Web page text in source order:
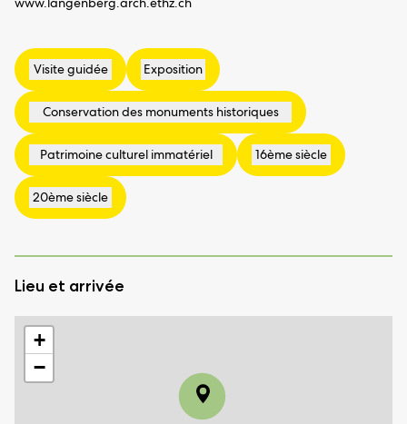
Lieu et arrivée
+
−